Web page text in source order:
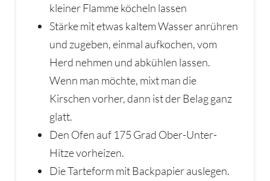
kleiner Flamme köcheln lassen
Stärke mit etwas kaltem Wasser anrühren
und zugeben, einmal aufkochen, vom
Herd nehmen und abkühlen lassen.
Wenn man möchte, mixt man die
Kirschen vorher, dann ist der Belag ganz
glatt.
Den Ofen auf 175 Grad Ober-Unter-
Hitze vorheizen.
Die Tarteform mit Backpapier auslegen.